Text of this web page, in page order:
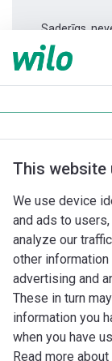
This website
We use device
and ads to
analyze our
other
advertising and
These in turn
information you
when you have
Read more
Saderīgs,
Produkta
Stratos PICO-